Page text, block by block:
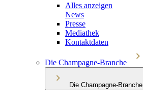
Alles anzeigen
News
Presse
Mediathek
Kontaktdaten
Die Champagne-Branche
Die Champagne-Branche